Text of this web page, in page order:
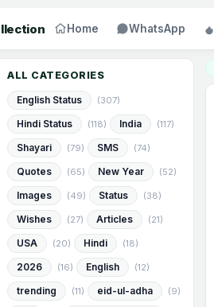
Home WhatsApp
ALL CATEGORIES
English Status (307)
Hindi Status (118) India (117)
Shayari (79) SMS (74)
Quotes (65) New Year (52)
Images (49) Status (38)
Wishes (27) Articles (21)
USA (20) Hindi (18)
2026 (16) English (12)
trending (11) eid-ul-adha (9)